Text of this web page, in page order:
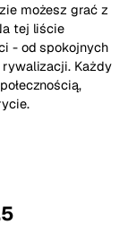
możesz grać z
tej liście
- od spokojnych
Każdy